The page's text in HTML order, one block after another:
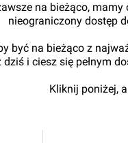
na bieżąco,
nieograniczony dostęp
być na bieżąco z
i ciesz się pełnym
Kliknij poniżej,